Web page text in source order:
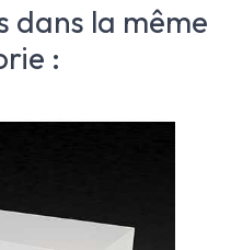
dans la même
: